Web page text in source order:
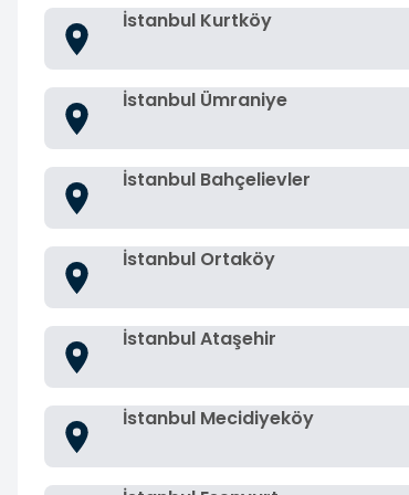
İstanbul Kurtköy
İstanbul Ümraniye
İstanbul Bahçelievler
İstanbul Ortaköy
İstanbul Ataşehir
İstanbul Mecidiyeköy